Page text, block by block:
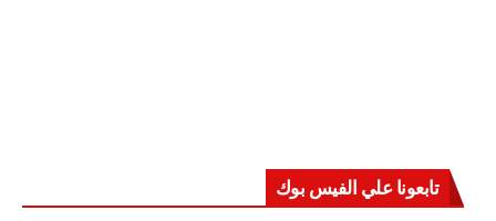
تابعونا علي الفيس بوك